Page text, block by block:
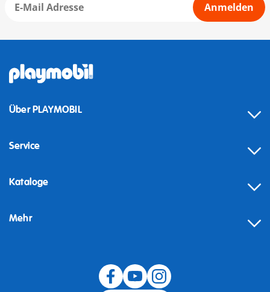
Anmelden
Über PLAYMOBIL
Service
Kataloge
Mehr